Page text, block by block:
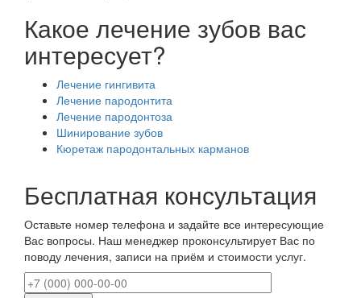
Какое лечение зубов вас
интересует?
Лечение гингивита
Лечение пародонтита
Лечение пародонтоза
Шинирование зубов
Кюретаж пародонтальных карманов
Бесплатная консультация
Оставьте номер телефона и задайте все интересующие
Вас вопросы. Наш менеджер проконсультирует Вас по
поводу лечения, записи на приём и стоимости услуг.